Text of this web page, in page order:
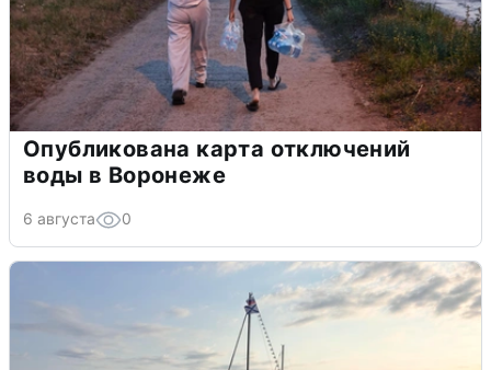
Опубликована карта отключений
воды в Воронеже
6 августа 0